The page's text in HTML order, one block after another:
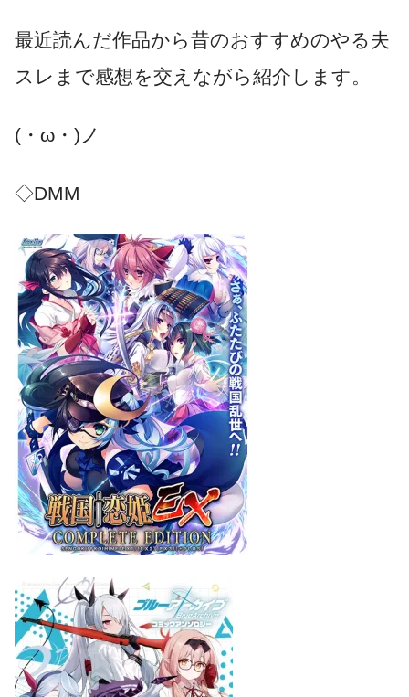
最近読んだ作品から昔のおすすめのやる夫
スレまで感想を交えながら紹介します。
(・ω・)ノ
◇DMM